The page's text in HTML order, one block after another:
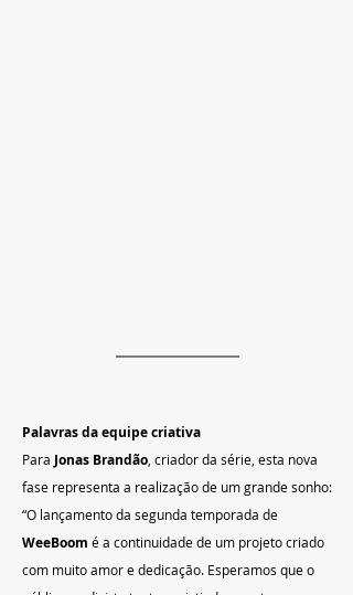
Palavras da equipe criativa
Para Jonas Brandão , criador da série, esta nova
fase representa a realização de um grande sonho:
“O lançamento da segunda temporada de
WeeBoom é a continuidade de um projeto criado
com muito amor e dedicação. Esperamos que o